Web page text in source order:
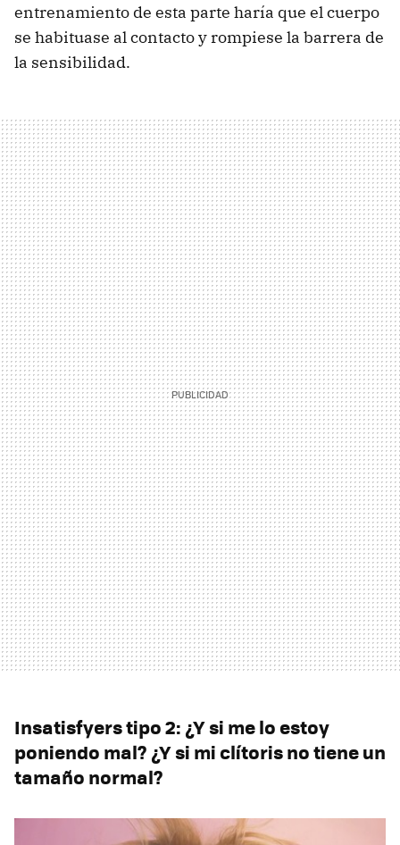
entrenamiento de esta parte haría que el cuerpo
se habituase al contacto y rompiese la barrera de
la sensibilidad.
Insatisfyers tipo 2: ¿Y si me lo estoy
poniendo mal? ¿Y si mi clítoris no tiene un
tamaño normal?